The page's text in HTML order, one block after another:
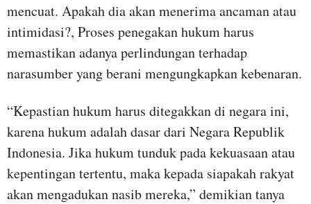
mencuat. Apakah dia akan menerima ancaman atau
intimidasi?, Proses penegakan hukum harus
memastikan adanya perlindungan terhadap
narasumber yang berani mengungkapkan kebenaran.
“Kepastian hukum harus ditegakkan di negara ini,
karena hukum adalah dasar dari Negara Republik
Indonesia. Jika hukum tunduk pada kekuasaan atau
kepentingan tertentu, maka kepada siapakah rakyat
akan mengadukan nasib mereka,” demikian tanya